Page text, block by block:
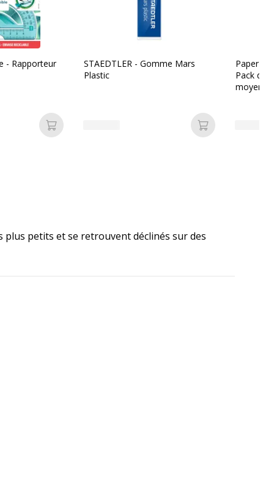
- Rapporteur
Ajouter au panier
STAEDTLER - Gomme Mars
Plastic
Ajouter au
Paper
Pack de
petits et se retrouvent déclinés sur des